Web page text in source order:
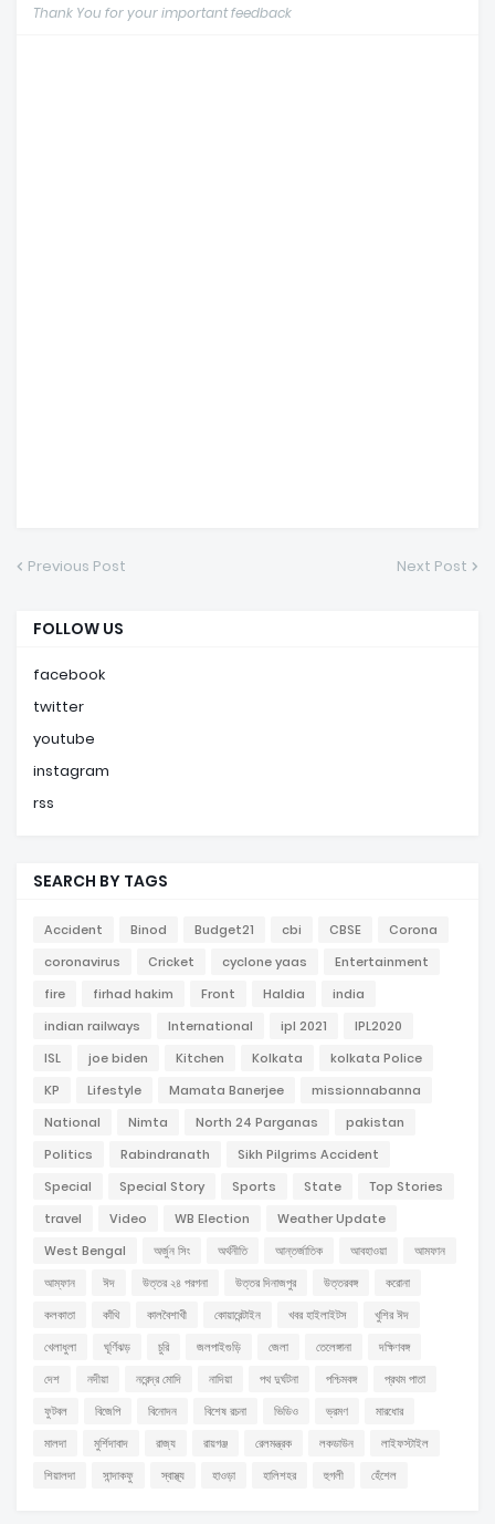
Thank You for your important feedback
Previous Post Next Post
FOLLOW US
facebook
twitter
youtube
instagram
rss
SEARCH BY TAGS
Accident Binod Budget21 cbi CBSE
Corona
coronavirus
Cricket cyclone yaas
Entertainment
fire
firhad hakim Front Haldia
india
indian railways
International ipl 2021
IPL2020
ISL
joe biden Kitchen Kolkata
kolkata Police
KP
Lifestyle Mamata Banerjee
missionnabanna
National
Nimta North 24 Parganas
pakistan
Politics
Rabindranath
Sikh Pilgrims Accident
Special
Special Story Sports State
Top Stories
travel
Video WB Election
Weather Update
West Bengal
অর্জুন সিং অর্থনীতি আন্তর্জাতিক আবহাওয়া
আমফান
আম্ফান
ঈদ উত্তর ২৪ পরগনা উত্তর দিনাজপুর উত্তরবঙ্গ
করোনা
কলকাতা
কাঁথি কালবৈশাখী কোয়ারেন্টাইন খবর হাইলাইটস
খুশির ঈদ
খেলাধুলা
ঘূর্ণিঝড় চুরি জলপাইগুড়ি জেলা তেলেঙ্গানা
দক্ষিণবঙ্গ
দেশ
নদীয়া নরেন্দ্র মোদি নাদিয়া পথ দুর্ঘটনা পশ্চিমবঙ্গ
প্রথম পাতা
ফুটবল
বিজেপি বিনোদন বিশেষ রচনা ভিডিও ভ্রমণ
মারধোর
মালদা
মুর্শিদাবাদ রাজ্য রায়গঞ্জ রেলমন্ত্রক লকডাউন
লাইফস্টাইল
শিয়ালদা
সান্দাকফু স্বাস্থ্য হাওড়া হালিশহর হুগলী হেঁশেল